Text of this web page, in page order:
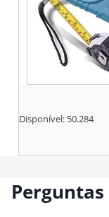
Disponível: 50.284
Perguntas